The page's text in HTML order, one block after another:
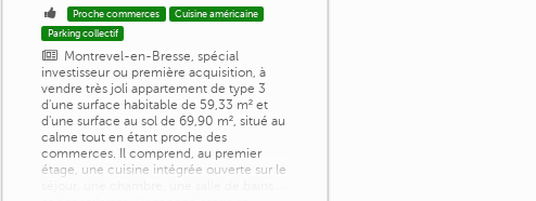
Proche commerces
Cuisine américaine
Parking collectif
Montrevel-en-Bresse, spécial
investisseur ou première acquisition, à
vendre très joli appartement de type 3
d'une surface habitable de 59,33 m² et
d'une surface au sol de 69,90 m², situé au
calme tout en étant proche des
commerces. Il comprend, au premier
étage, une cuisine intégrée ouverte sur le